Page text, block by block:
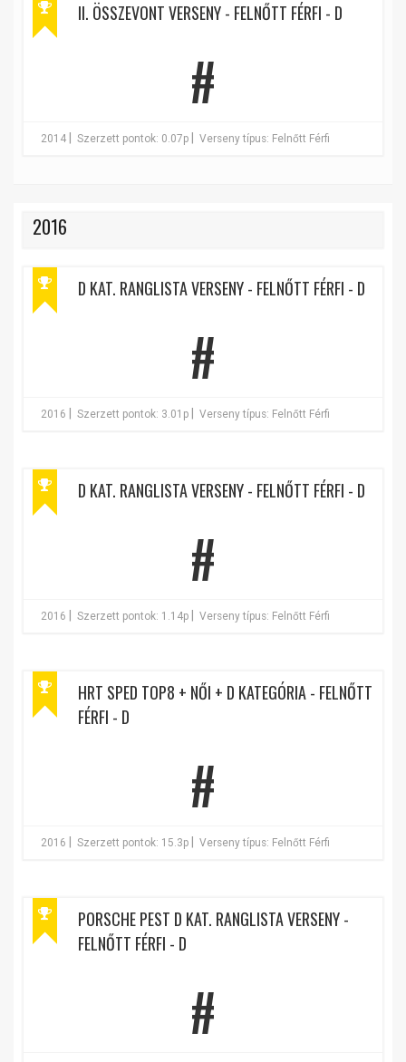
II. ÖSSZEVONT VERSENY - FELNŐTT FÉRFI - D
#
2014 Szerzett pontok: 0.07p Verseny típus: Felnőtt Férfi
2016
D KAT. RANGLISTA VERSENY - FELNŐTT FÉRFI - D
#
2016 Szerzett pontok: 3.01p Verseny típus: Felnőtt Férfi
D KAT. RANGLISTA VERSENY - FELNŐTT FÉRFI - D
#
2016 Szerzett pontok: 1.14p Verseny típus: Felnőtt Férfi
HRT SPED TOP8 + NŐI + D KATEGÓRIA - FELNŐTT
FÉRFI - D
#
2016 Szerzett pontok: 15.3p Verseny típus: Felnőtt Férfi
PORSCHE PEST D KAT. RANGLISTA VERSENY -
FELNŐTT FÉRFI - D
#